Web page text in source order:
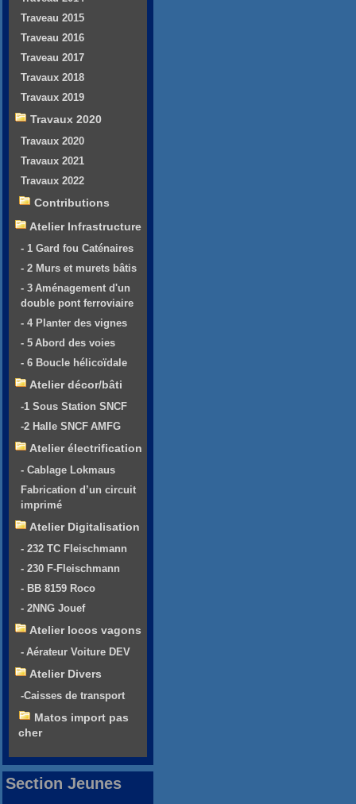
Traveau 2015
Traveau 2016
Traveau 2017
Travaux 2018
Travaux 2019
Travaux 2020
Travaux 2020
Travaux 2021
Travaux 2022
Contributions
Atelier Infrastructure
- 1 Gard fou Caténaires
- 2 Murs et murets bâtis
- 3 Aménagement d'un
double pont ferroviaire
- 4 Planter des vignes
- 5 Abord des voies
- 6 Boucle hélicoïdale
Atelier décor/bâti
-1 Sous Station SNCF
-2 Halle SNCF AMFG
Atelier électrification
- Cablage Lokmaus
Fabrication d’un circuit
imprimé
Atelier Digitalisation
- 232 TC Fleischmann
- 230 F-Fleischmann
- BB 8159 Roco
- 2NNG Jouef
Atelier locos vagons
- Aérateur Voiture DEV
Atelier Divers
-Caisses de transport
Matos import pas
cher
Section Jeunes